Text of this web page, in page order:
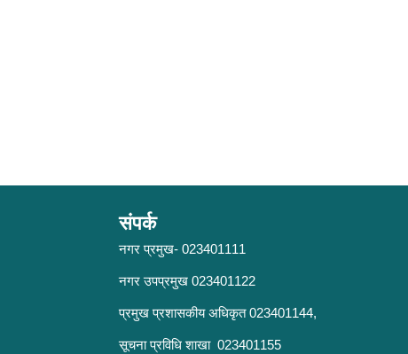
संपर्क
नगर प्रमुख- 023401111
नगर उपप्रमुख 023401122
प्रमुख प्रशासकीय अधिकृत 023401144,
सूचना प्रविधि शाखा 023401155